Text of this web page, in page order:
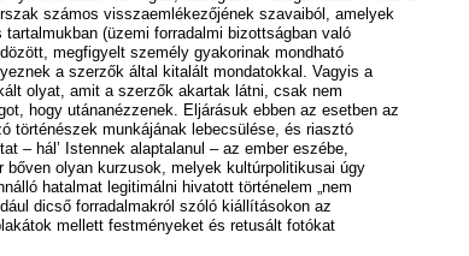
számos visszaemlékezőjének szavaiból, amelyek
tartalmukban (üzemi forradalmi bizottságban való
megfigyelt személy gyakorinak mondható
a szerzők által kitalált mondatokkal. Vagyis a
olyat, amit a szerzők akartak látni, csak nem
hogy utánanézzenek. Eljárásuk ebben az esetben az
történészek munkájának lebecsülése, és riasztó
– hál’ Istennek alaptalanul – az ember eszébe,
bőven olyan kurzusok, melyek kultúrpolitikusai úgy
hatalmat legitimálni hivatott történelem „nem
dicső forradalmakról szóló kiállításokon az
mellett festményeket és retusált fotókat